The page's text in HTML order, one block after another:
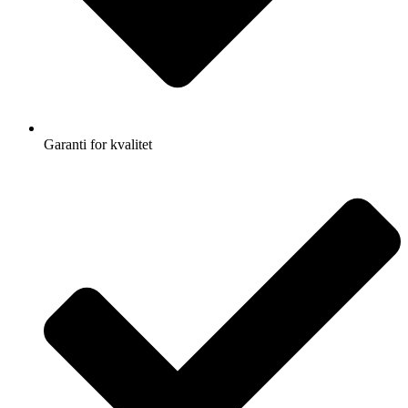
Garanti for kvalitet